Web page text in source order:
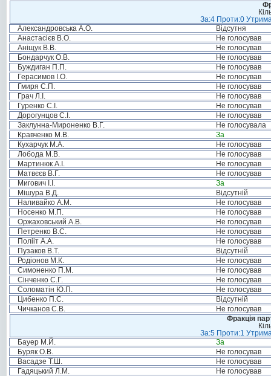
За:4 Проти:0
Александровська А.О.
Відсутня
Анастасієв В.О.
Не голосував
Аніщук В.В.
Не голосував
Бондарчук О.В.
Не голосував
Буждиган П.П.
Не голосував
Герасимов І.О.
Не голосував
Гмиря С.П.
Не голосував
Грач Л.І.
Не голосував
Гуренко С.І.
Не голосував
Дорогунцов С.І.
Не голосував
Заклунна-Мироненко В.Г.
Не голосувала
Кравченко М.В.
За
Кухарчук М.А.
Не голосував
Лобода М.В.
Не голосував
Мартинюк А.І.
Не голосував
Матвєєв В.Г.
Не голосував
Мигович І.І.
За
Мішура В.Д.
Відсутній
Наливайко А.М.
Не голосував
Носенко М.П.
Не голосував
Оржаховський А.В.
Не голосував
Петренко В.С.
Не голосував
Полііт А.А.
Не голосував
Пузаков В.Т.
Відсутній
Родіонов М.К.
Не голосував
Симоненко П.М.
Не голосував
Сінченко С.Г.
Не голосував
Соломатін Ю.П.
Не голосував
Цибенко П.С.
Відсутній
Чичканов С.В.
Не голосував
Фракція
За:5 Проти:1
Бауер М.Й.
За
Буряк О.В.
Не голосував
Васадзе Т.Ш.
Не голосував
Гадяцький Л.М.
Не голосував